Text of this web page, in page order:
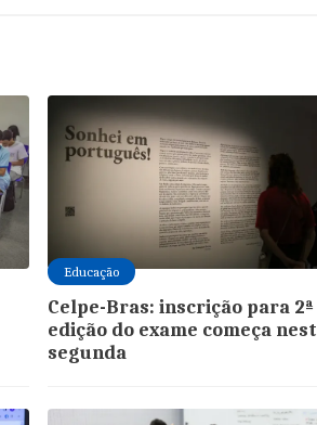
Educação
Celpe-Bras: inscrição para 2ª
edição do exame começa
segunda